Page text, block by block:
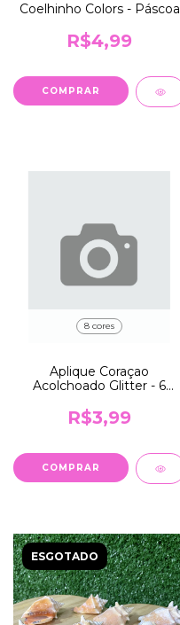
Coelhinho Colors - Páscoa
R$4,99
COMPRAR
8 cores
Aplique Coraçao
Acolchoado Glitter - 6
R$3,99
COMPRAR
ESGOTADO